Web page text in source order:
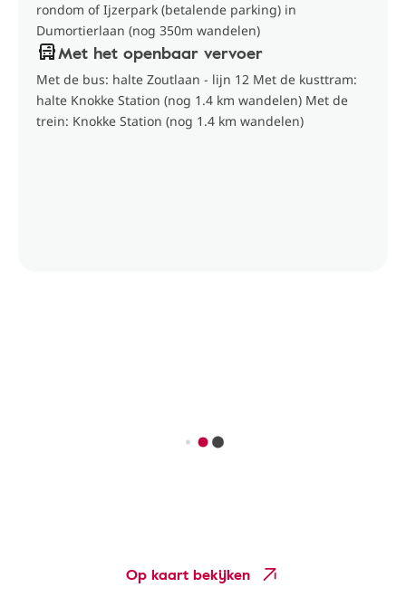
rondom of Ijzerpark (betalende parking) in
Dumortierlaan (nog 350m wandelen)
Met het openbaar vervoer
Met de bus: halte Zoutlaan - lijn 12 Met de kusttram:
halte Knokke Station (nog 1.4 km wandelen) Met de
trein: Knokke Station (nog 1.4 km wandelen)
Op kaart bekijken